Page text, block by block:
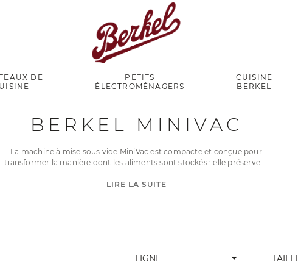
DE
PETITS
ÉLECTROMÉNAGERS
CUISINE
BERKEL
BERKEL MINIVAC
La machine à mise sous vide MiniVac est compacte et conçue pour
transformer la manière dont les aliments sont stockés : elle préserve
LIRE LA SUITE
LIGNE arrow_drop_down TAILLE